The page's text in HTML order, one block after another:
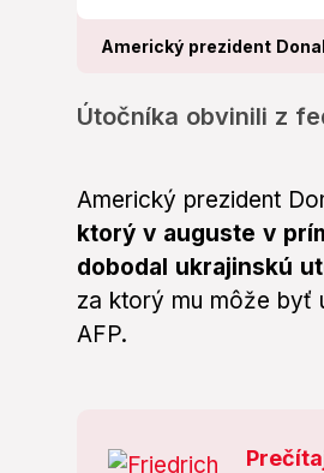
Americký prezident
Útočníka obvinili z
Americký prezident
ktorý v auguste v
dobodal ukrajinskú
za ktorý mu môže byť
AFP.